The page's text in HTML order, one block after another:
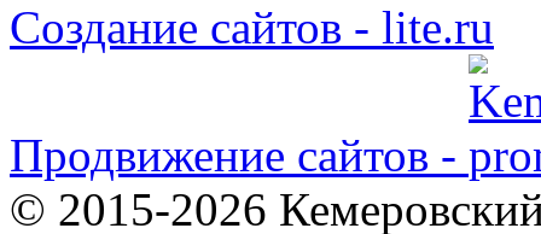
Создание сайтов -
Продвижение сайтов -
© 2015-2026